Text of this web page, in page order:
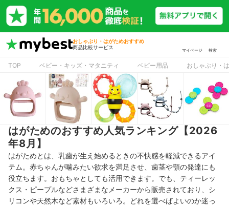
おしゃぶり・はがためおすすめ
商品比較サービス
マイページ 検索
TOP ベビー・キッズ・マタニティ ベビー用品 おしゃぶり・
はがためのおすすめ人気ランキング【2026
年8月】
はがためとは、乳歯が生え始めるときの不快感を軽減できるアイ
テム。赤ちゃんが噛みたい欲求を満足させ、歯茎や顎の発達にも
役立ちます。おもちゃとしても活用できます。でも、ティーレッ
クス・ピープルなどさまざまなメーカーから販売されており、シ
リコンや天然木など素材もいろいろ。どれを選べばよいのか迷っ